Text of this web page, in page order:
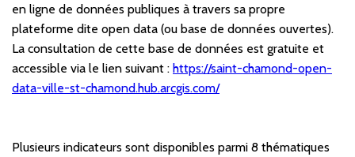
en ligne de données publiques à travers sa propre
plateforme dite open data (ou base de données ouvertes).
La consultation de cette base de données est gratuite et
accessible via le lien suivant : https://saint-chamond-open-
data-ville-st-chamond.hub.arcgis.com/
Plusieurs indicateurs sont disponibles parmi 8 thématiques